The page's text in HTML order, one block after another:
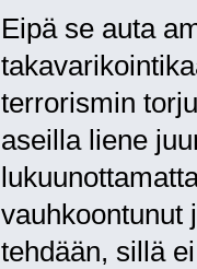
Eipä se auta
terrorismin
aseilla liene
vauhkoontunut
tehdään, sillä